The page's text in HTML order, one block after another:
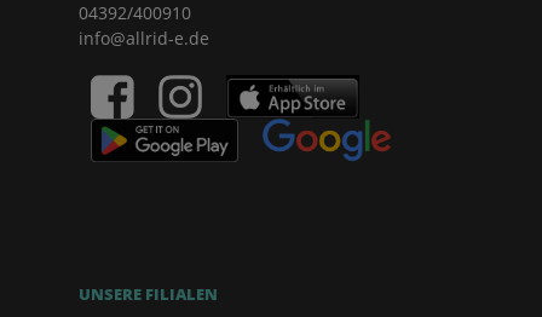
04392/400910
info@allrid-e.de
UNSERE FILIALEN